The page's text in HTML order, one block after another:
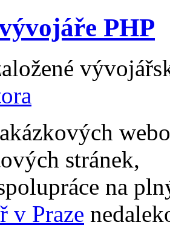
PHP
stránek,
na
v Praze